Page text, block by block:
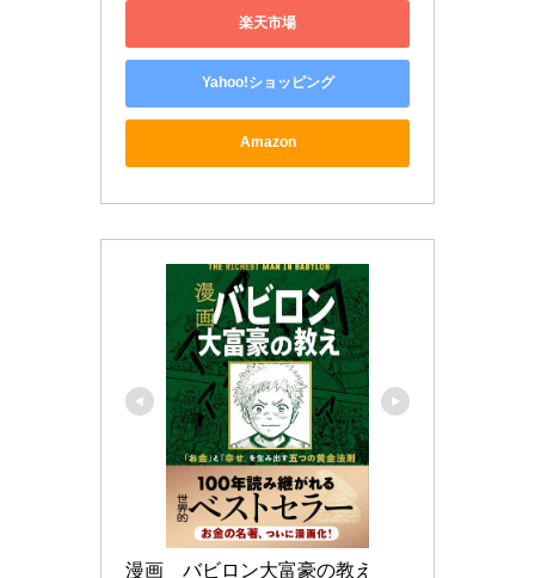
楽天市場
Yahoo!ショッピング
Amazon
漫画　バビロン大富豪の教え